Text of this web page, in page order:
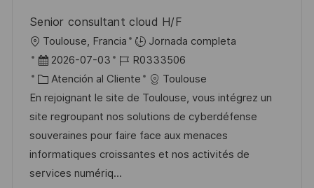
b
l
i
c
a
c
i
ó
n
o
a
Senior consultant cloud H/F
U
b
c
a
c
i
ó
Toulouse, Francia
Jornada completa
F
e
c
h
a
d
e
2026-07-03
I
D
d
e
e
m
p
R0333506
C
a
t
e
g
o
Atención al Cliente
Toulouse
En rejoignant le site de Toulouse, vous intégrez un
site regroupant nos solutions de cyberdéfense
souveraines pour faire face aux menaces
informatiques croissantes et nos activités de
services numériq...